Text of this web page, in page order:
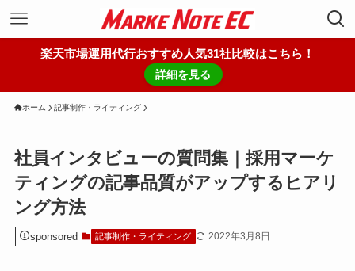
楽天市場運用代行おすすめ人気31社比較はこちら！
詳細を見る
ホーム 記事制作・ライティング
社員インタビューの質問集｜採用マーケ
ティングの記事品質がアップするヒアリ
ング方法
sponsored 記事制作・ライティング 2022年3月8日